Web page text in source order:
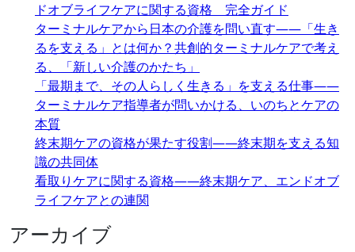
ドオブライフケアに関する資格 完全ガイド
ターミナルケアから日本の介護を問い直す――「生き
るを支える」とは何か？共創的ターミナルケアで考え
る、「新しい介護のかたち」
「最期まで、その人らしく生きる」を支える仕事――
ターミナルケア指導者が問いかける、いのちとケアの
本質
終末期ケアの資格が果たす役割――終末期を支える知
識の共同体
看取りケアに関する資格――終末期ケア、エンドオブ
ライフケアとの連関
アーカイブ